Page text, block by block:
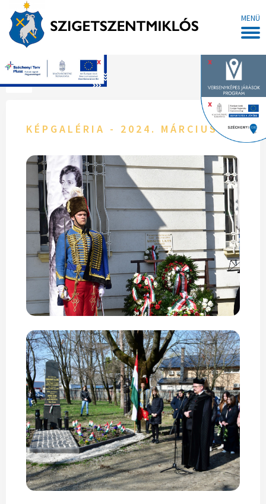
MENÜ
x
x
x
Főoldal
KÉPGALÉRIA - 2024. MÁRCIUS 15.